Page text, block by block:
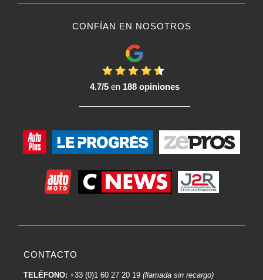
CONFÍAN EN NOSOTROS
4.7/5en 188 opiniones
CONTACTO
TELÉFONO: +33 (0)1 60 27 20 19 (llamada sin recargo)